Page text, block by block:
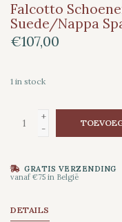
Falcotto
Suede/Nappa
€107,00
1 in stock
+
-
GRATIS VERZENDING
vanaf €75 in België
DETAILS